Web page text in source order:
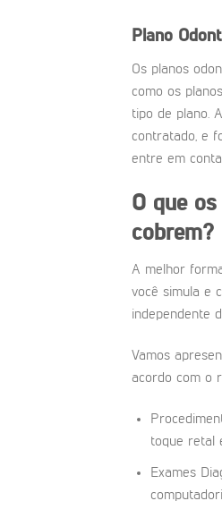
Plano
Os planos
como os
tipo de plano.
contratado, e
entre em
O que
cobrem?
A melhor
você simula e
independente
Vamos
acordo com o
toque retal
Exames